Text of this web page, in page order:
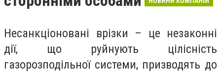
Несанкціоновані врізки – це незаконні
дії, що руйнують цілісність
газорозподільної системи, призводять до